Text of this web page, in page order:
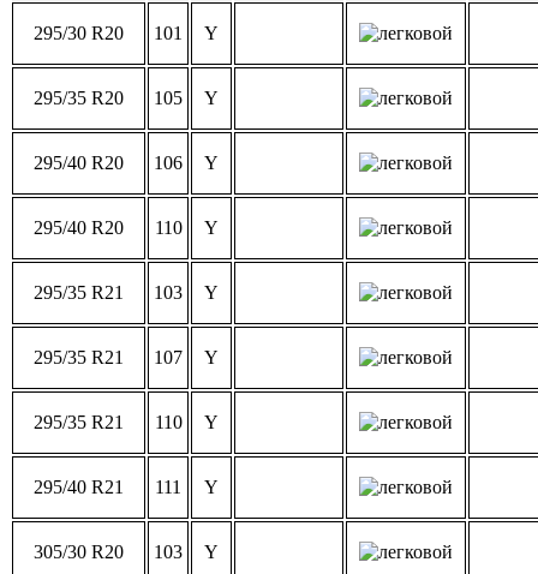
295/30 R20 101 Y
295/35 R20 105 Y
295/40 R20 106 Y
295/40 R20 110 Y
295/35 R21 103 Y
295/35 R21 107 Y
295/35 R21 110 Y
295/40 R21 111 Y
305/30 R20 103 Y